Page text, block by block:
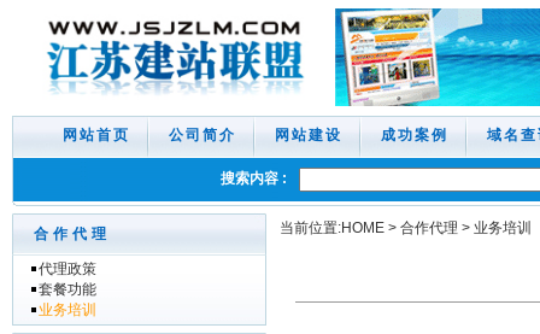
网站首页 公司简介 网站建设 成功案例 域名查
搜索内容 :
合作代理
代理政策
套餐功能
业务培训
当前位置:HOME > 合作代理 > 业务培训